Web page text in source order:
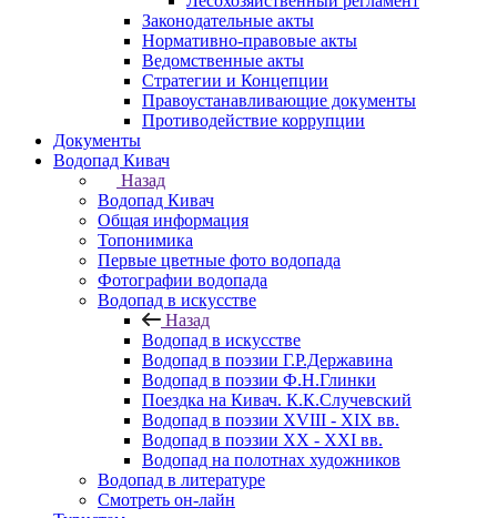
Законодательные акты
Нормативно-правовые акты
Ведомственные акты
Стратегии и Концепции
Правоустанавливающие документы
Противодействие коррупции
Документы
Водопад Кивач
Назад
Водопад Кивач
Общая информация
Топонимика
Первые цветные фото водопада
Фотографии водопада
Водопад в искусстве
Назад
Водопад в искусстве
Водопад в поэзии Г.Р.Державина
Водопад в поэзии Ф.Н.Глинки
Поездка на Кивач. К.К.Случевский
Водопад в поэзии XVIII - XIX вв.
Водопад в поэзии XX - XXI вв.
Водопад на полотнах художников
Водопад в литературе
Смотреть он-лайн